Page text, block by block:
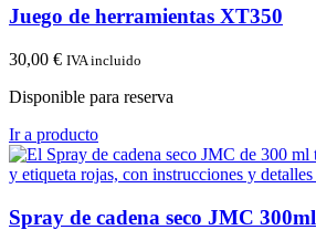
Juego de herramientas XT350
30,00 € IVA incluido
Disponible para reserva
Ir a producto
Spray de cadena seco JMC 300ml